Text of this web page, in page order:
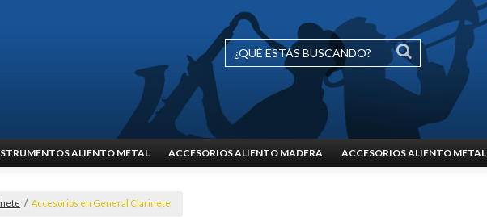
ALIENTO METAL ACCESORIOS ALIENTO MADERA ACCESORIOS ALIENTO METAL
/ Accesorios en General Clarinete